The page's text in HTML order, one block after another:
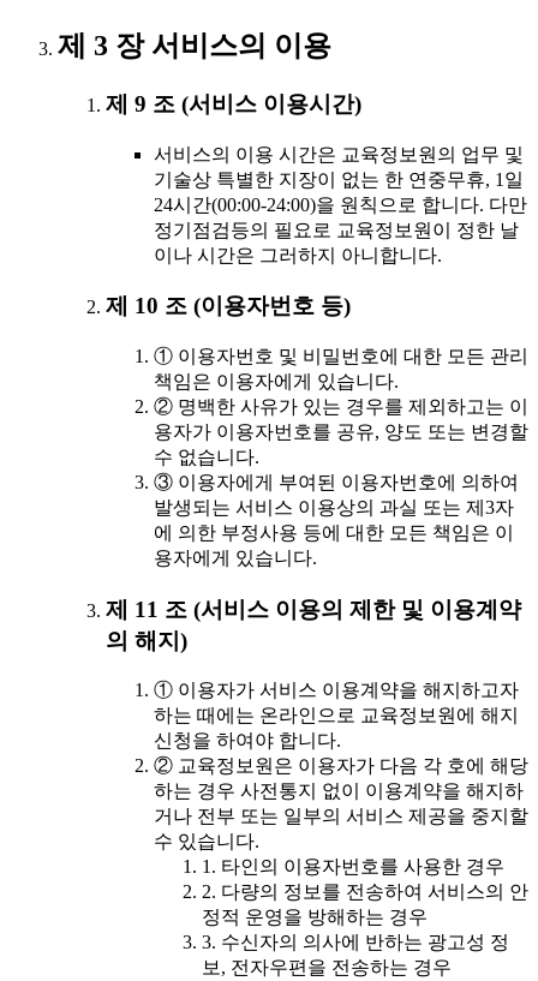
제 3 장 서비스의 이용
제 9 조 (서비스 이용시간)
서비스의 이용 시간은 교육정보원의 업무 및
기술상 특별한 지장이 없는 한 연중무휴, 1일
24시간(00:00-24:00)을 원칙으로 합니다. 다만
정기점검등의 필요로 교육정보원이 정한 날
이나 시간은 그러하지 아니합니다.
제 10 조 (이용자번호 등)
① 이용자번호 및 비밀번호에 대한 모든 관리
책임은 이용자에게 있습니다.
② 명백한 사유가 있는 경우를 제외하고는 이
용자가 이용자번호를 공유, 양도 또는 변경할
수 없습니다.
③ 이용자에게 부여된 이용자번호에 의하여
발생되는 서비스 이용상의 과실 또는 제3자
에 의한 부정사용 등에 대한 모든 책임은 이
용자에게 있습니다.
제 11 조 (서비스 이용의 제한 및 이용계약
의 해지)
① 이용자가 서비스 이용계약을 해지하고자
하는 때에는 온라인으로 교육정보원에 해지
신청을 하여야 합니다.
② 교육정보원은 이용자가 다음 각 호에 해당
하는 경우 사전통지 없이 이용계약을 해지하
거나 전부 또는 일부의 서비스 제공을 중지할
수 있습니다.
1. 타인의 이용자번호를 사용한 경우
2. 다량의 정보를 전송하여 서비스의 안
정적 운영을 방해하는 경우
3. 수신자의 의사에 반하는 광고성 정
보, 전자우편을 전송하는 경우